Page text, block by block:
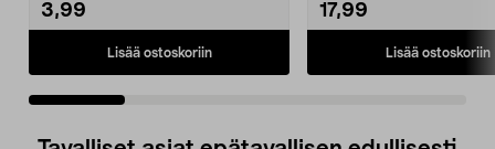
3,99
Lisää ostoskoriin
17,99
Lisää ostoskoriin